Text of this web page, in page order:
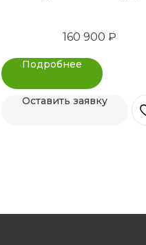
160 900 ₽
Подробнее
Оставить заявку